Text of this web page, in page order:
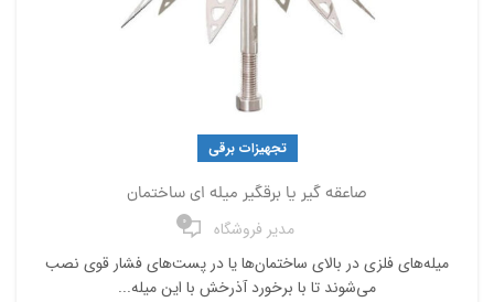
تجهیزات برقی
صاعقه گیر یا برقگیر میله ای ساختمان
مدیر فروشگاه 0
میله‌های فلزی در بالای ساختمان‌ها یا در پست‌های فشار قوی نصب
می‌شوند تا با برخورد آذرخش با این میله‌...